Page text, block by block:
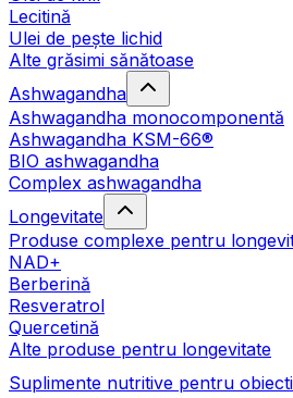
Lecitină
Ulei de pește lichid
Alte grăsimi sănătoase
Ashwagandha
Ashwagandha monocomponentă
Ashwagandha KSM-66®
BIO ashwagandha
Complex ashwagandha
Longevitate
Produse complexe pentru
NAD+
Berberină
Resveratrol
Quercetină
Alte produse pentru longevitate
Suplimente nutritive pentru